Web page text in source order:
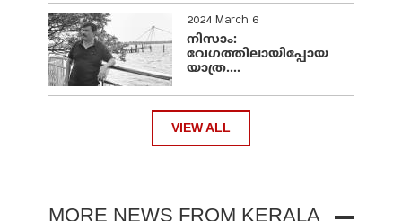
2024 March 6
നിസാം:
വേഗത്തിലായിപ്പോയ
യാത്ര....
VIEW ALL
MORE NEWS FROM KERALA